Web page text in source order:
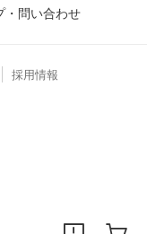
・問い合わせ
採用情報